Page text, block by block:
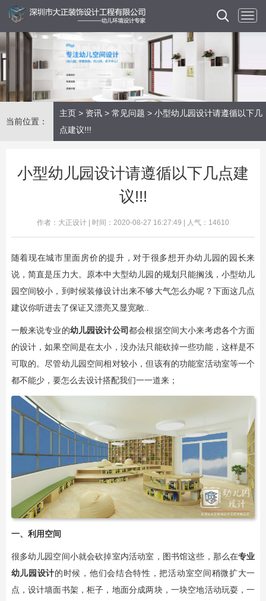
当前位置：
主页 > 资讯 > 常见问题 > 小型幼儿园设计请遵循以下几
点建议!!!
小型幼儿园设计请遵循以下几点建
议!!!
作者：大正设计 | 时间：2020-08-27 16:27:49 | 人气：14610
随着现在城市里面房价的提升，对于很多想开办幼儿园的园长来
说，简直是压力大。原本中大型幼儿园的规划只能搁浅，小型幼儿
园空间较小，到时候装修设计出来不够大气怎么办呢？下面这几点
建议你听进去了保证又漂亮又显宽敞..
一般来说专业的幼儿园设计公司都会根据空间大小来考虑各个方面
的设计，如果空间是在太小，没办法只能砍掉一些功能，这样是不
可取的。尽管幼儿园空间相对较小，但该有的功能室活动室等一个
都不能少，要怎么去设计搭配我们一一道来；
一、利用空间
很多幼儿园空间小就会砍掉室内活动室，图书馆这些，那么在专业
幼儿园设计的时候，他们会结合特性，把活动室空间稍微扩大一
点，设计墙面书架，柜子，地面分成两块，一块空地活动玩耍，一